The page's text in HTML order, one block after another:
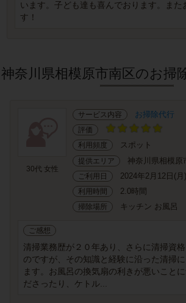
います。子ども達も喜んでおります。また
す！
神奈川県相模原市南区のお掃
30代 女性
サービス内容 お掃除代行
評価
利用頻度
スポット
提供エリア 神奈川県相模原
ご利用日 2024年2月12日(月)
利用時間 2.0時間
掃除場所 キッチン お風呂
ご感想
清掃業務歴が２０年あり、さらに清掃資
のですが、その知識と経験に沿った清掃
ます。お風呂の換気扇の利きが悪いこと
ださったり、ケトル...